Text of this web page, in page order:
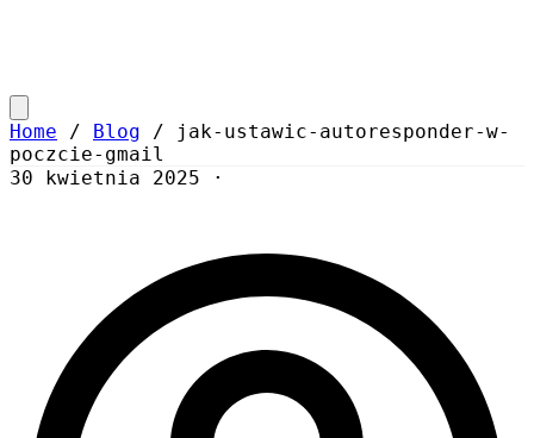
Home / Blog /
jak-ustawic-autoresponder-w-
poczcie-gmail
30 kwietnia 2025
·